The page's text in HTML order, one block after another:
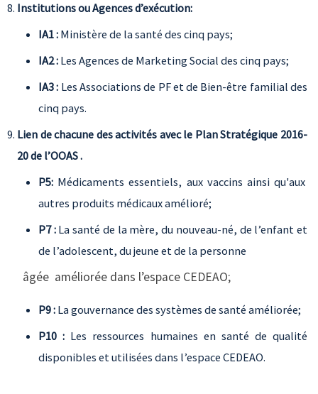
Institutions ou Agences d’exécution:
IA1 : Ministère de la santé des cinq pays;
IA2 : Les Agences de Marketing Social des cinq pays;
IA3 : Les Associations de PF et de Bien-être familial des
cinq pays.
Lien de chacune des activités avec le Plan Stratégique 2016-
20 de l’OOAS .
P5: Médicaments essentiels, aux vaccins ainsi qu'aux
autres produits médicaux amélioré;
P7 :La santé de la mère, du nouveau-né, de l’enfant et
de l’adolescent, du jeune et de la personne
âgée améliorée dans l’espace CEDEAO;
P9 : La gouvernance des systèmes de santé améliorée;
P10 : Les ressources humaines en santé de qualité
disponibles et utilisées dans l’espace CEDEAO.